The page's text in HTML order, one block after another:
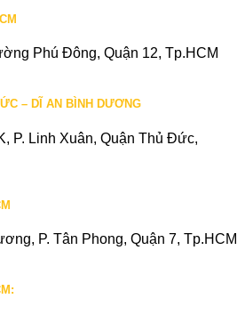
Phú Đông, Quận 12, Tp.HCM
– DĨ AN BÌNH DƯƠNG
P. Linh Xuân, Quận Thủ Đức,
P. Tân Phong, Quận 7, Tp.HCM